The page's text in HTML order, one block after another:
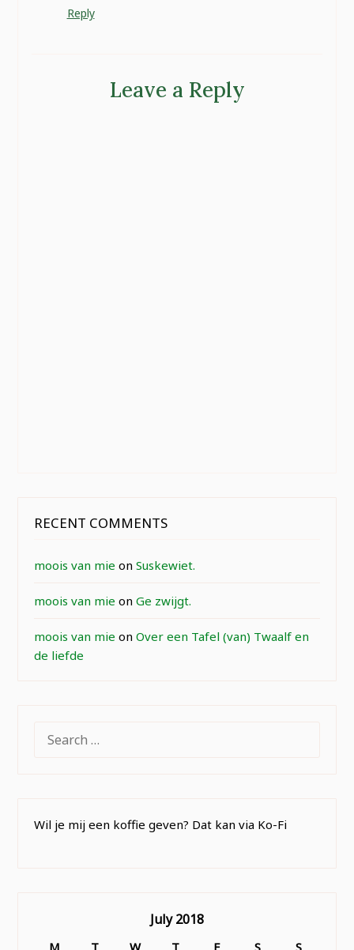
Reply
Leave a Reply
RECENT COMMENTS
moois van mie onSuskewiet.
moois van mie onGe zwijgt.
moois van mie onOver een Tafel (van) Twaalf en
de liefde
FOR:
Wil je mij een koffie geven? Dat kan via Ko-Fi
July 2018
M T W T F S
S